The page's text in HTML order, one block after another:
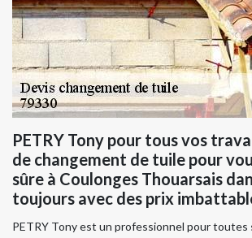
PETRY Tony pour tous vos
de changement de tuile pour
sûre à Coulonges Thouarsais
toujours avec des prix
PETRY Tony est un professionnel pour